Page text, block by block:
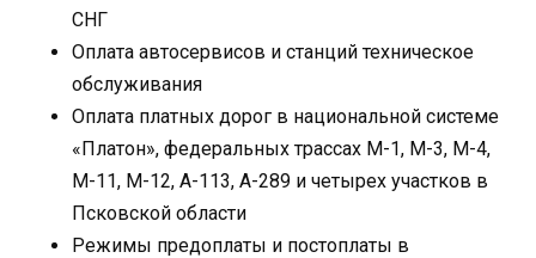
СНГ
Оплата автосервисов и станций техническое
обслуживания
Оплата платных дорог в национальной системе
«Платон», федеральных трассах М-1, М-3, М-4,
М-11, М-12, А-113, А-289 и четырех участков в
Псковской области
Режимы предоплаты и постоплаты в